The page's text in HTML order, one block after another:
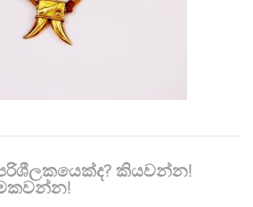
පරිශීලකයෙක්ද? කියවන්න!